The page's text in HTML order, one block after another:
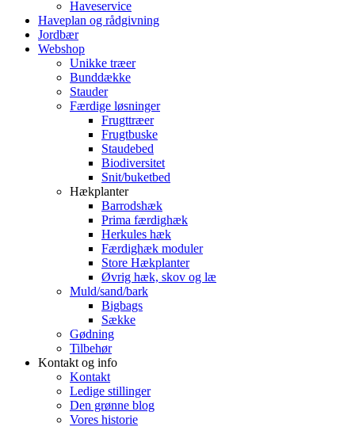
Haveservice
Haveplan og rådgivning
Jordbær
Webshop
Unikke træer
Bunddække
Stauder
Færdige løsninger
Frugttræer
Frugtbuske
Staudebed
Biodiversitet
Snit/buketbed
Hækplanter
Barrodshæk
Prima færdighæk
Herkules hæk
Færdighæk moduler
Store Hækplanter
Øvrig hæk, skov og læ
Muld/sand/bark
Bigbags
Sække
Gødning
Tilbehør
Kontakt og info
Kontakt
Ledige stillinger
Den grønne blog
Vores historie